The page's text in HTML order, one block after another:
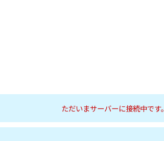
ただいまサーバーに接続中です。